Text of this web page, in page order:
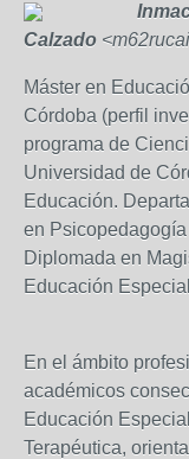
Calzado
Máster en
Córdoba (perfil
programa de
Universidad de
Educación.
en
Diplomada en
Educación
En el ámbito
académicos
Educación
Terapéutica,